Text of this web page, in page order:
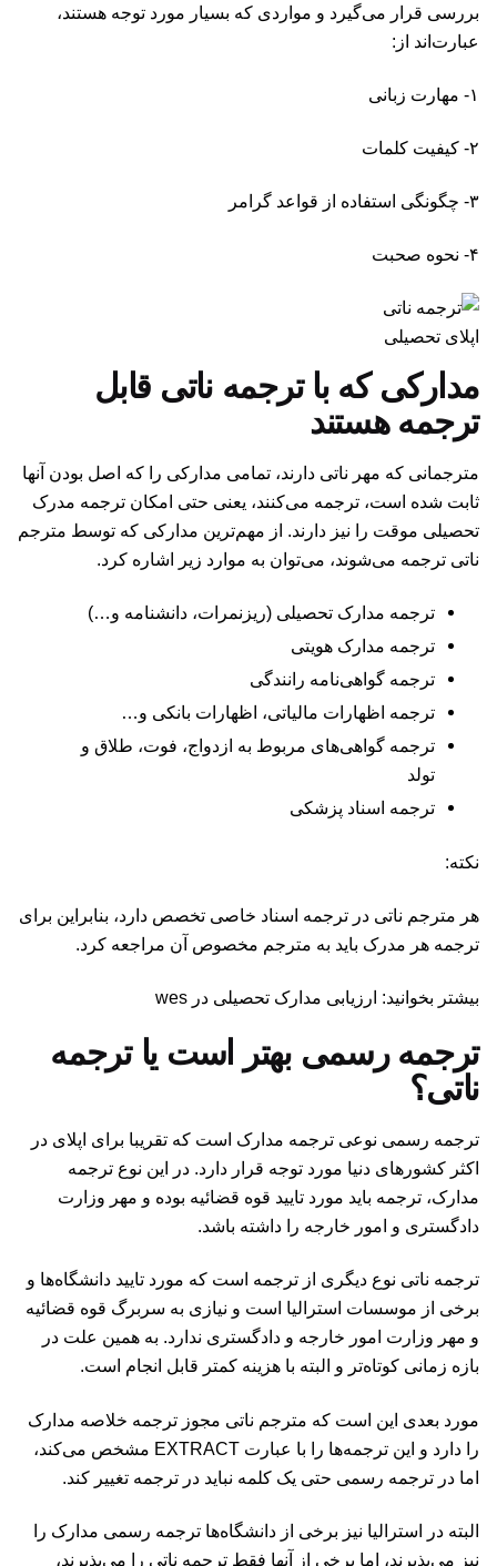
بررسی قرار می‌گیرد و مواردی که بسیار مورد توجه هستند،
عبارت‌اند از:
۱- مهارت زبانی
۲- کیفیت کلمات
۳- چگونگی استفاده از قواعد گرامر
۴- نحوه صحبت
اپلای تحصیلی
مدارکی که با ترجمه ناتی قابل
ترجمه هستند
مترجمانی که مهر ناتی دارند، تمامی مدارکی را که اصل بودن آنها
ثابت شده است، ترجمه می‌کنند، یعنی حتی امکان ترجمه مدرک
تحصیلی موقت را نیز دارند. از مهم‌ترین مدارکی که توسط مترجم
ناتی ترجمه می‌شوند، می‌توان به موارد زیر اشاره کرد.
ترجمه مدارک تحصیلی (ریزنمرات، دانشنامه و…)
ترجمه مدارک هویتی
ترجمه گواهی‌نامه رانندگی
ترجمه اظهارات مالیاتی، اظهارات بانکی و…
ترجمه گواهی‌های مربوط به ازدواج، فوت، طلاق و
تولد
ترجمه اسناد پزشکی
نکته:
هر مترجم ناتی در ترجمه اسناد خاصی تخصص دارد، بنابراین برای
ترجمه هر مدرک باید به مترجم مخصوص آن مراجعه کرد.
بیشتر بخوانید: ارزیابی مدارک تحصیلی در wes
ترجمه رسمی بهتر است یا ترجمه
ناتی؟
ترجمه رسمی نوعی ترجمه مدارک است که تقریبا برای اپلای در
اکثر کشورهای دنیا مورد توجه قرار دارد. در این نوع ترجمه
مدارک، ترجمه باید مورد تایید قوه قضائیه بوده و مهر وزارت
دادگستری و امور خارجه را داشته باشد.
ترجمه ناتی نوع دیگری از ترجمه است که مورد تایید دانشگاه‌ها و
برخی از موسسات استرالیا است و نیازی به سربرگ قوه قضائیه
و مهر وزارت امور خارجه و دادگستری ندارد. به همین علت در
بازه زمانی کوتاه‌تر و البته با هزینه کمتر قابل انجام است.
مورد بعدی این است که مترجم ناتی مجوز ترجمه خلاصه مدارک
را دارد و این ترجمه‌ها را با عبارت EXTRACT مشخص می‌کند،
اما در ترجمه رسمی حتی یک کلمه نباید در ترجمه تغییر کند.
البته در استرالیا نیز برخی از دانشگاه‌ها ترجمه رسمی مدارک را
نیز می‌پذیرند، اما برخی از آنها فقط ترجمه ناتی را می‌پذیرند،